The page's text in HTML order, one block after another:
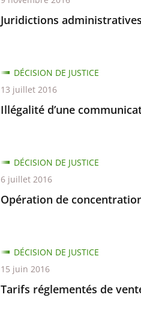
Juridictions
Illégalité d’une
DÉCISION DE JUSTICE
13 juillet 2016
Opération de
DÉCISION DE JUSTICE
6 juillet 2016
Tarifs réglementés de
DÉCISION DE JUSTICE
15 juin 2016